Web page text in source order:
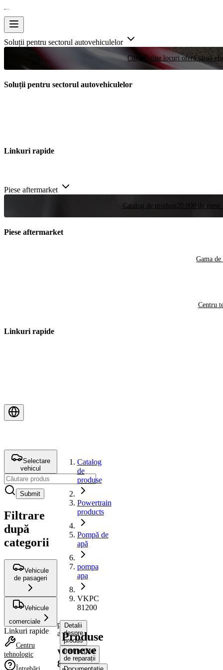
Soluții pentru sectorul autovehiculelor
Curse Puține locuri oferă șansa
Soluții pentru sectorul autovehiculelor
Linkuri rapide
Piese aftermarket
Catalog de produse 20.000 de
Piese aftermarket
Gama de
Centru
Linkuri rapide
Selectare
vehicul
Submit
Filtrare
după
categorii
Vehicule
de pasageri
Vehicule
comerciale
Linkuri rapide
Centru
tehnologic
Catalog
de
produse
Powertrain
products
Pompă de
apă
pompa
apa
VKPC
81200
pompa
apa
VKPC
81200
Detalii
despre
produs
Instrucțiuni
de reparații
Produse
conexe